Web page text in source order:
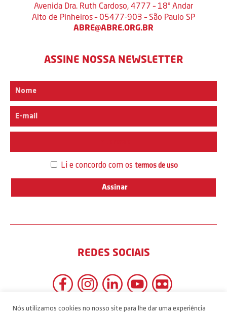
Avenida Dra. Ruth Cardoso, 4777 – 18º Andar
Alto de Pinheiros – 05477-903 – São Paulo SP
ABRE@ABRE.ORG.BR
ASSINE NOSSA NEWSLETTER
Li e concordo com os termos de uso
REDES SOCIAIS
Nós utilizamos cookies no nosso site para lhe dar uma experiência